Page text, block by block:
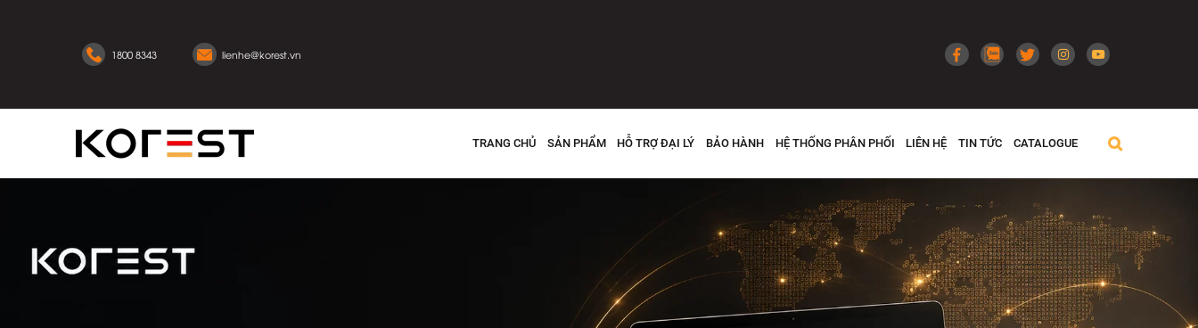
1800 8343 lienhe@korest.vn
TRANG CHỦ SẢN PHẨM HỖ TRỢ ĐẠI LÝ BẢO HÀNH HỆ THỐNG PHÂN PHỐI LIÊN HỆ TIN TỨC CATALOGUE